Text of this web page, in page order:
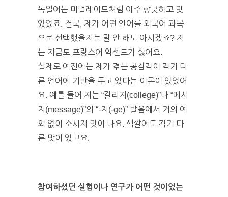
독일어는 마멀레이드처럼 아주 향긋하고 맛
있었죠. 결국, 제가 어떤 언어를 외국어 과목
으로 선택했을지는 말 안 해도 아시겠죠? 저
는 지금도 프랑스어 악센트가 싫어요.
실제로 예전에는 제가 겪는 공감각이 각기 다
른 언어에 기반을 두고 있다는 이론이 있었어
요. 예를 들어 저는 “칼리지(college)”나 “메시
지(message)”의 “-지(-ge)” 발음에서 거의 예
외 없이 소시지 맛이 나요. 색깔에도 각기 다
른 맛이 있고요.
참여하셨던 실험이나 연구가 어떤 것이었는